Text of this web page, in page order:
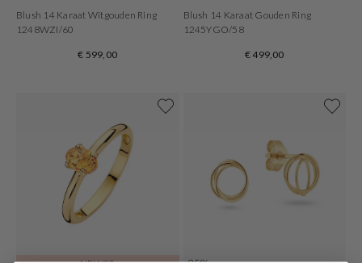
Blush 14 Karaat Witgouden Ring
1248WZI/60
€ 599,00
Blush 14 Karaat Gouden Ring
1245YGO/58
€ 499,00